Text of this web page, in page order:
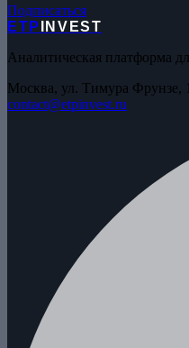
Подписаться
ETP
INVEST
Аналитическая платформа
Москва, ул. Тимура Фрунзе,
contact@etpinvest.ru